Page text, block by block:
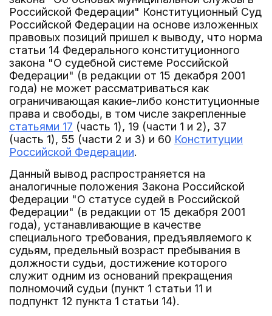
Российской Федерации" Конституционный Суд
Российской Федерации на основе изложенных
правовых позиций пришел к выводу, что норма
статьи 14 Федерального конституционного
закона "О судебной системе Российской
Федерации" (в редакции от 15 декабря 2001
года) не может рассматриваться как
ограничивающая какие-либо конституционные
права и свободы, в том числе закрепленные
статьями 17 (часть 1), 19 (части 1 и 2), 37
(часть 1), 55 (части 2 и 3) и 60 Конституции
Российской Федерации.
Данный вывод распространяется на
аналогичные положения Закона Российской
Федерации "О статусе судей в Российской
Федерации" (в редакции от 15 декабря 2001
года), устанавливающие в качестве
специального требования, предъявляемого к
судьям, предельный возраст пребывания в
должности судьи, достижение которого
служит одним из оснований прекращения
полномочий судьи (пункт 1 статьи 11 и
подпункт 12 пункта 1 статьи 14).